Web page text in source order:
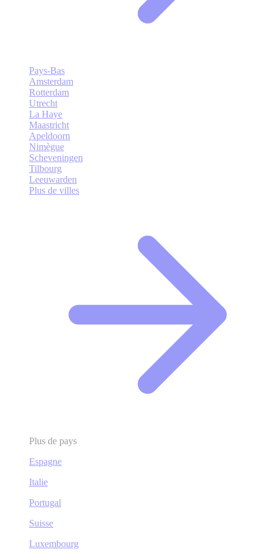
Pays-Bas
Amsterdam
Rotterdam
Utrecht
La Haye
Maastricht
Apeldoorn
Nimègue
Scheveningen
Tilbourg
Leeuwarden
Plus de villes
Plus de pays
Espagne
Italie
Portugal
Suisse
Luxembourg